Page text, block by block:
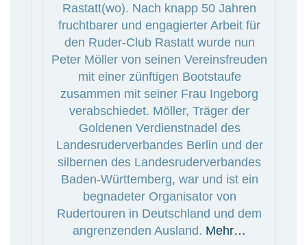
Rastatt(wo). Nach knapp 50 Jahren
fruchtbarer und engagierter Arbeit für
den Ruder-Club Rastatt wurde nun
Peter Möller von seinen Vereinsfreuden
mit einer zünftigen Bootstaufe
zusammen mit seiner Frau Ingeborg
verabschiedet. Möller, Träger der
Goldenen Verdienstnadel des
Landesruderverbandes Berlin und der
silbernen des Landesruderverbandes
Baden-Württemberg, war und ist ein
begnadeter Organisator von
Rudertouren in Deutschland und dem
angrenzenden Ausland. Mehr…